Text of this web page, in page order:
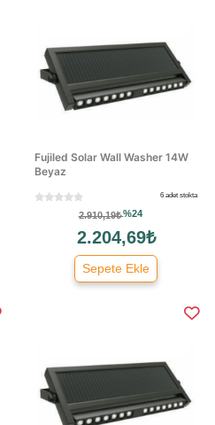
Fujiled Solar Wall Washer 14W
Beyaz
6 adet stokta
2.910,19₺%24
2.204,69₺
Sepete Ekle